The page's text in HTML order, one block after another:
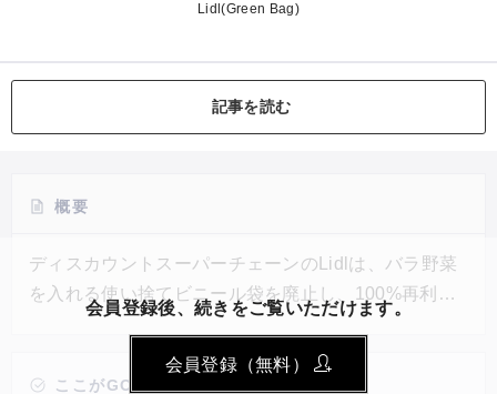
Lidl(Green Bag)
記事を読む
概要
ディスカウントスーパーチェーンのLidlは、バラ野菜
を入れる使い捨てビニール袋を廃止し、100%再利用
可能なポリエステルのネット袋Green Bagを導入。英
国リドル社は、2022年までにプラスチックパッケー
ジを20%削減することを目指しており、2025年まで
ここがGOOD!
会員登録後、続きをご覧いただけます。
会員登録（無料）